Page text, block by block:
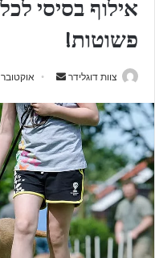
פשוטות!
צוות דוגלידר
n
d
a
n
e
m
i
אוקטובר 22, 2020